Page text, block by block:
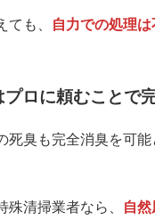
ても、 自力での処理
プロに頼むことで
死臭も完全消臭を可能
殊清掃業者なら、
自